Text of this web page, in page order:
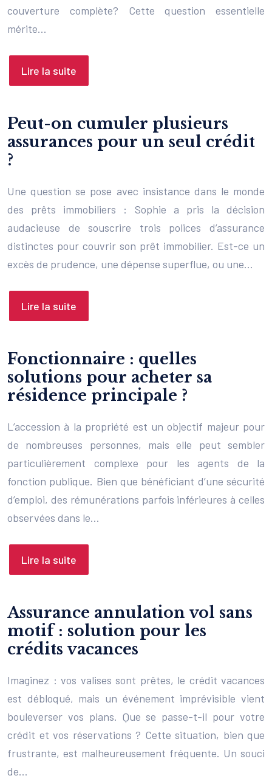
couverture complète? Cette question essentielle
mérite…
Lire la suite
Peut-on cumuler plusieurs
assurances pour un seul crédit
?
Une question se pose avec insistance dans le monde
des prêts immobiliers : Sophie a pris la décision
audacieuse de souscrire trois polices d’assurance
distinctes pour couvrir son prêt immobilier. Est-ce un
excès de prudence, une dépense superflue, ou une…
Lire la suite
Fonctionnaire : quelles
solutions pour acheter sa
résidence principale ?
L’accession à la propriété est un objectif majeur pour
de nombreuses personnes, mais elle peut sembler
particulièrement complexe pour les agents de la
fonction publique. Bien que bénéficiant d’une sécurité
d’emploi, des rémunérations parfois inférieures à celles
observées dans le…
Lire la suite
Assurance annulation vol sans
motif : solution pour les
crédits vacances
Imaginez : vos valises sont prêtes, le crédit vacances
est débloqué, mais un événement imprévisible vient
bouleverser vos plans. Que se passe-t-il pour votre
crédit et vos réservations ? Cette situation, bien que
frustrante, est malheureusement fréquente. Un souci
de…